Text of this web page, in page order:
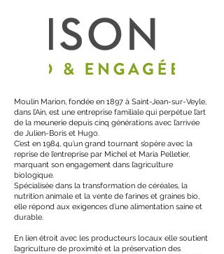
Moulin Marion, fondée en 1897 à Saint-Jean-sur-Veyle,
dans l’Ain, est une entreprise familiale qui perpétue l’art
de la meunerie depuis cinq générations avec l’arrivée
de Julien-Boris et Hugo.
C’est en 1984, qu’un grand tournant s’opère avec la
reprise de l’entreprise par Michel et Maria Pelletier,
marquant son engagement dans l’agriculture
biologique.
Spécialisée dans la transformation de céréales, la
nutrition animale et la vente de farines et graines bio,
elle répond aux exigences d’une alimentation saine et
durable.
En lien étroit avec les producteurs locaux elle soutient
l’agriculture de proximité et la préservation des